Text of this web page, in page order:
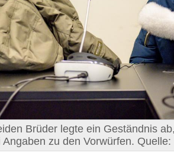
Brüder legte ein Geständnis
Angaben zu den Vorwürfen.